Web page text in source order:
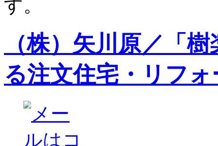
す。
（株）矢川原／「
る注文住宅・リフォ